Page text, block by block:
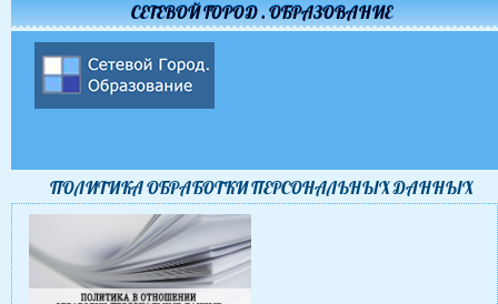
СЕТЕВОЙ ГОРОД . ОБРАЗОВАНИЕ
ПОЛИТИКА ОБРАБОТКИ ПЕРСОНАЛЬНЫХ ДАННЫХ